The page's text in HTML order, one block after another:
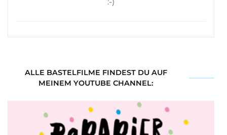
ALLE BASTELFILME FINDEST DU AUF
MEINEM YOUTUBE CHANNEL: